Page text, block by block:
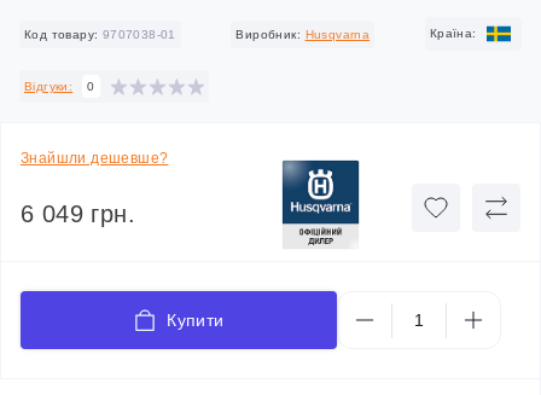
Код товару: 9707038-01 Виробник: Husqvarna Країна:
Відгуки: 0
Знайшли дешевше?
6 049 грн.
Купити